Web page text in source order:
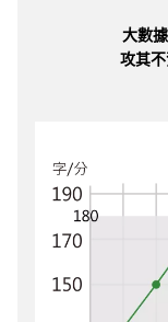
大數
攻其